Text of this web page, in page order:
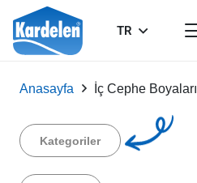
TR
Anasayfa İç Cephe Boyaları
Kategoriler